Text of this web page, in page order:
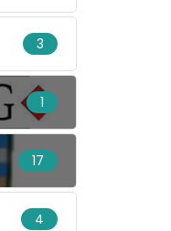
3
1
17
4